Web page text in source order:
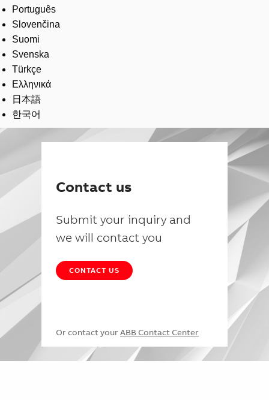
Português
Slovenčina
Suomi
Svenska
Türkçe
Ελληνικά
日本語
한국어
Contact us
Submit your inquiry and
we will contact you
CONTACT US
Or contact your ABB Contact Center